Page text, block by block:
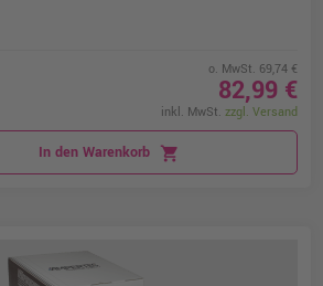
o. MwSt. 69,74 €
82,99 €
inkl. MwSt. zzgl. Versand
In den Warenkorb shopping_cart